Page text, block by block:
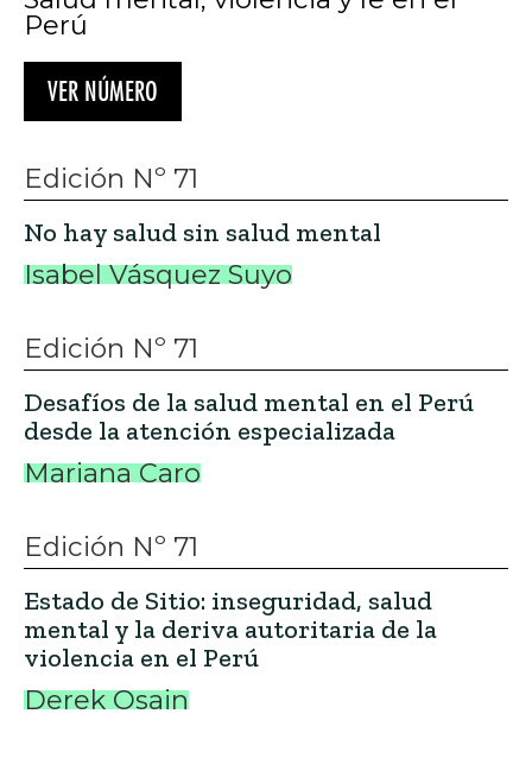
Perú
VER NÚMERO
Edición Nº 71
No hay salud sin salud mental
Isabel Vásquez Suyo
Edición Nº 71
Desafíos de la salud mental en el Perú
desde la atención especializada
Mariana Caro
Edición Nº 71
Estado de Sitio: inseguridad, salud
mental y la deriva autoritaria de la
violencia en el Perú
Derek Osain